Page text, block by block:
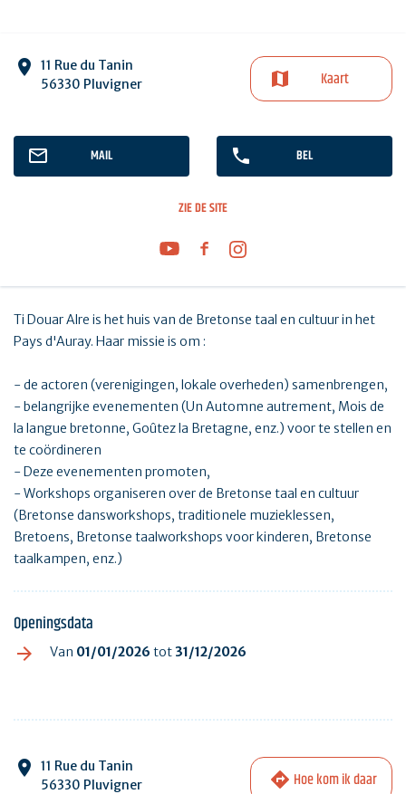
11 Rue du Tanin
56330 Pluvigner
Kaart
MAIL BEL
ZIE DE SITE
Ti Douar Alre is het huis van de Bretonse taal en cultuur in het
Pays d'Auray. Haar missie is om :
- de actoren (verenigingen, lokale overheden) samenbrengen,
- belangrijke evenementen (Un Automne autrement, Mois de
la langue bretonne, Goûtez la Bretagne, enz.) voor te stellen en
te coördineren
- Deze evenementen promoten,
- Workshops organiseren over de Bretonse taal en cultuur
(Bretonse dansworkshops, traditionele muzieklessen,
Bretoens, Bretonse taalworkshops voor kinderen, Bretonse
taalkampen, enz.)
Openingsdata
Van 01/01/2026 tot31/12/2026
11 Rue du Tanin
56330 Pluvigner
Hoe kom ik daar